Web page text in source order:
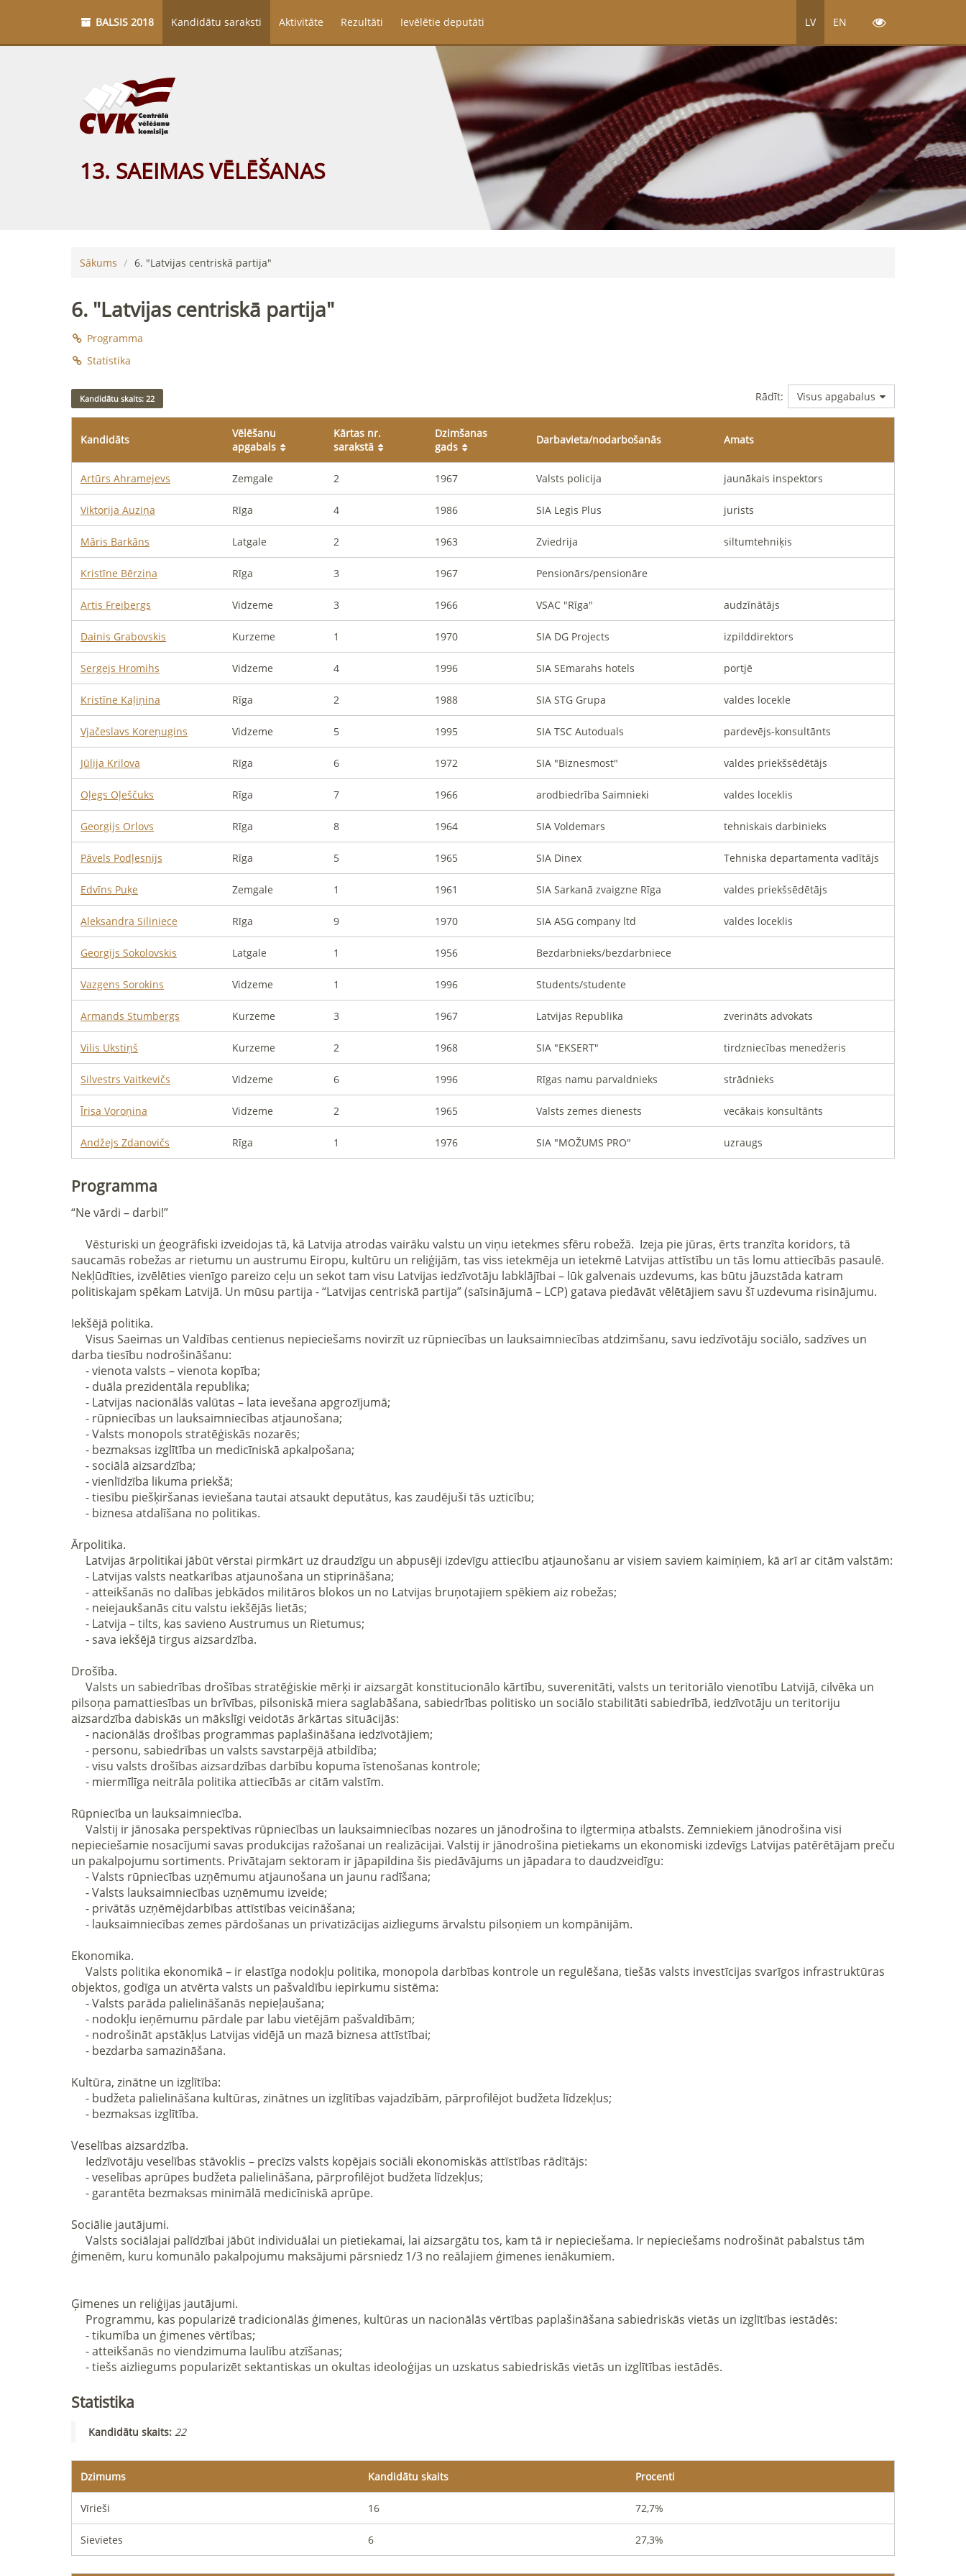
BALSIS 2018 Kandidātu saraksti Aktivitāte Rezultāti Ievēlētie deputāti LV EN
13. SAEIMAS VĒLĒŠANAS
Sākums 6. "Latvijas centriskā partija"
6. "Latvijas centriskā partija"
Programma
Statistika
Rādīt: Visus apgabalus
Kandidātu skaits: 22
Kandidāts
Vēlēšanu
apgabals
Kārtas nr.
sarakstā
Dzimšanas
gads
Darbavieta/nodarbošanās Amats
Artūrs Ahramejevs Zemgale 2 1967 Valsts policija jaunākais inspektors
Viktorija Auziņa Rīga 4 1986 SIA Legis Plus jurists
Māris Barkāns Latgale 2 1963 Zviedrija siltumtehniķis
Kristīne Bērziņa Rīga 3 1967 Pensionārs/pensionāre
Artis Freibergs Vidzeme 3 1966 VSAC "Rīga" audzīnātājs
Dainis Grabovskis Kurzeme 1 1970 SIA DG Projects izpilddirektors
Sergejs Hromihs Vidzeme 4 1996 SIA SEmarahs hotels portjē
Kristīne Kaļiņina Rīga 2 1988 SIA STG Grupa valdes locekle
Vjačeslavs Koreņugins Vidzeme 5 1995 SIA TSC Autoduals pardevējs-konsultānts
Jūlija Krilova Rīga 6 1972 SIA "Biznesmost" valdes priekšsēdētājs
Oļegs Oļeščuks Rīga 7 1966 arodbiedrība Saimnieki valdes loceklis
Georgijs Orlovs Rīga 8 1964 SIA Voldemars tehniskais darbinieks
Pāvels Podļesnijs Rīga 5 1965 SIA Dinex Tehniska departamenta vadītājs
Edvīns Puķe Zemgale 1 1961 SIA Sarkanā zvaigzne Rīga valdes priekšsēdētājs
Aleksandra Siliniece Rīga 9 1970 SIA ASG company ltd valdes loceklis
Georgijs Sokolovskis Latgale 1 1956 Bezdarbnieks/bezdarbniece
Vazgens Sorokins Vidzeme 1 1996 Students/studente
Armands Stumbergs Kurzeme 3 1967 Latvijas Republika zverināts advokats
Vilis Ukstiņš Kurzeme 2 1968 SIA "EKSERT" tirdzniecības menedžeris
Silvestrs Vaitkevičs Vidzeme 6 1996 Rīgas namu parvaldnieks strādnieks
Īrisa Voroņina Vidzeme 2 1965 Valsts zemes dienests vecākais konsultānts
Andžejs Zdanovičs Rīga 1 1976 SIA "MOŽUMS PRO" uzraugs
Programma
“Ne vārdi – darbi!”
saucamās robežas ar rietumu un austrumu Eiropu, kultūru un reliģijām, tas viss ietekmēja un ietekmē Latvijas attīstību un tās lomu attiecībās pasaulē.
Nekļūdīties, izvēlēties vienīgo pareizo ceļu un sekot tam visu Latvijas iedzīvotāju labklājībai – lūk galvenais uzdevums, kas būtu jāuzstāda katram
politiskajam spēkam Latvijā. Un mūsu partija - “Latvijas centriskā partija” (saīsinājumā – LCP) gatava piedāvāt vēlētājiem savu šī uzdevuma risinājumu.
Iekšējā politika.
darba tiesību nodrošināšanu:
Ārpolitika.
Drošība.
pilsoņa pamattiesības un brīvības, pilsoniskā miera saglabāšana, sabiedrības politisko un sociālo stabilitāti sabiedrībā, iedzīvotāju un teritoriju
aizsardzība dabiskās un mākslīgi veidotās ārkārtas situācijās:
Rūpniecība un lauksaimniecība.
nepieciešamie nosacījumi savas produkcijas ražošanai un realizācijai. Valstij ir jānodrošina pietiekams un ekonomiski izdevīgs Latvijas patērētājam preču
un pakalpojumu sortiments. Privātajam sektoram ir jāpapildina šis piedāvājums un jāpadara to daudzveidīgu:
Ekonomika.
objektos, godīga un atvērta valsts un pašvaldību iepirkumu sistēma:
Kultūra, zinātne un izglītība:
Veselības aizsardzība.
Sociālie jautājumi.
ģimenēm, kuru komunālo pakalpojumu maksājumi pārsniedz 1/3 no reālajiem ģimenes ienākumiem.
Ģimenes un reliģijas jautājumi.
     - tiešs aizliegums popularizēt sektantiskas un okultas ideoloģijas un uzskatus sabiedriskās vietās un izglītības iestādēs.
Statistika
Kandidātu skaits: 22
Dzimums Kandidātu skaits Procenti
Vīrieši 16 72,7%
Sievietes 6 27,3%